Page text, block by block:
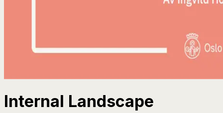
Internal Landscape